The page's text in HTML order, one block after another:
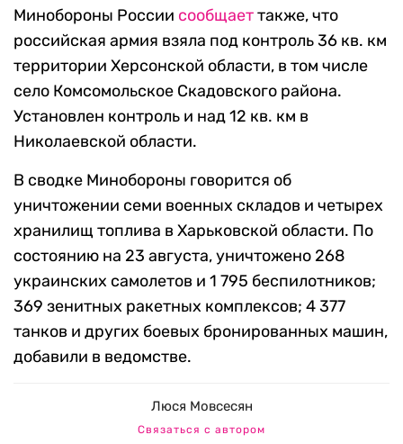
Минобороны России сообщаеттакже, что
российская армия взяла под контроль 36 кв. км
территории Херсонской области, в том числе
село Комсомольское Скадовского района.
Установлен контроль и над 12 кв. км в
Николаевской области.
В сводке Минобороны говорится об
уничтожении семи военных складов и четырех
хранилищ топлива в Харьковской области. По
состоянию на 23 августа, уничтожено 268
украинских самолетов и 1 795 беспилотников;
369 зенитных ракетных комплексов; 4 377
танков и других боевых бронированных машин,
добавили в ведомстве.
Люся Мовсесян
Связаться с автором